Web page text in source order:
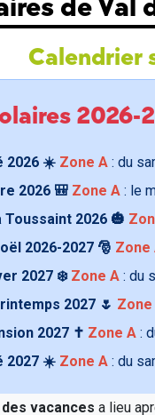
de Val
Calendrier
2026-
2026 ☀️ Zone A: du
2026 🎒 Zone A: le
2026 🎃
2026-2027 🎅 Zone
2027 ❄️ Zone A: du
2027 🌷 Zone
2027 ✝️ Zone A:
2027 ☀️ Zone A: du
vacances a lieu